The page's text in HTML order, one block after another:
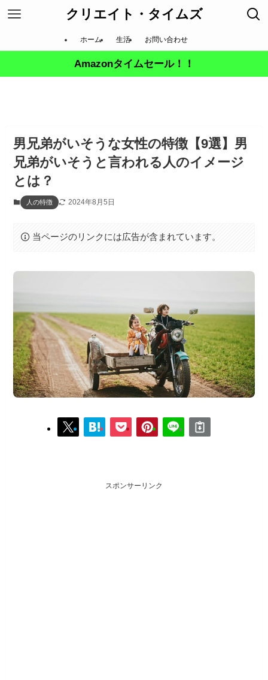
クリエイト・タイムズ
ホーム 生活 お問い合わせ
Amazonタイムセール！！
男兄弟がいそうな女性の特徴【9選】男
兄弟がいそうと言われる人のイメージ
とは？
人の特徴 2024年8月5日
当ページのリンクには広告が含まれています。
スポンサーリンク